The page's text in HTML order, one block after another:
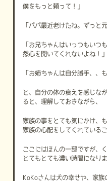
僕をもっと頼って！」
「パパ最近老けたね。ずっと
「お兄ちゃんはいっつもいつ
然心を開いてくれないよね！」
「お姉ちゃんは自分勝手、、
と、自分の体の衰えを感じな
ると、理解しておきながら、
家族の事をとても気にかけ、
家族の心配をしてくれている
ここにはほんの一部ですが、
とてもとても濃い時間になりま
KoKoさんは犬の幸せや、家族